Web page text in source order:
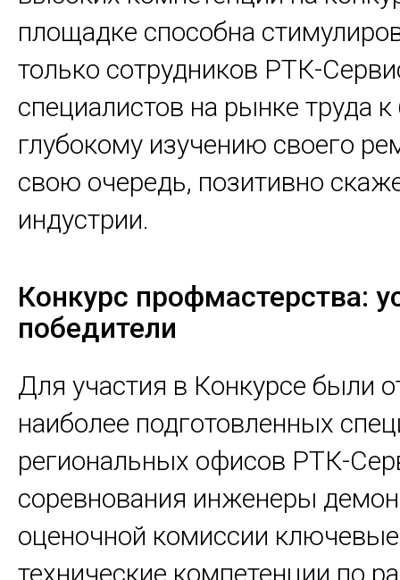
площадке способна
только сотрудников РТК-
специалистов на рынке труда к
глубокому изучению своего
свою очередь, позитивно
индустрии.
Конкурс профмастерства:
победители
Для участия в Конкурсе были
наиболее подготовленных
региональных офисов РТК-
соревнования инженеры
оценочной комиссии ключевые
технические компетенции по